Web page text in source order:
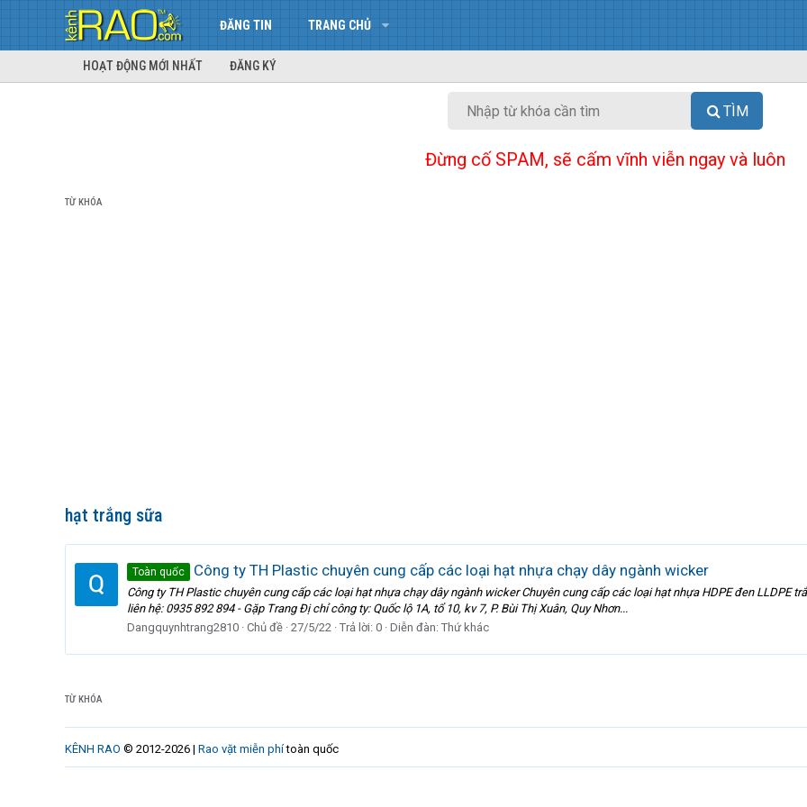
ĐĂNG TIN TRANG CHỦ
HOẠT ĐỘNG MỚI NHẤT ĐĂNG KÝ
TÌM
Đừng cố SPAM, sẽ cấm vĩnh viễn ngay và luôn
TỪ KHÓA
hạt trắng sữa
Toàn quốc Công ty TH Plastic chuyên cung cấp các loại hạt nhựa chạy dây ngành wicker
Công ty TH Plastic chuyên cung cấp các loại hạt nhựa chạy dây ngành wicker Chuyên cung cấp các loại hạt nhựa HDPE đen LLDPE
liên hệ: 0935 892 894 - Gặp Trang Đị chỉ công ty: Quốc lộ 1A, tổ 10, kv 7, P. Bùi Thị Xuân, Quy Nhơn...
Dangquynhtrang2810 Chủ đề 27/5/22 Trả lời: 0 Diễn đàn: Thứ khác
TỪ KHÓA
KÊNH RAO © 2012-2026 | Rao vặt miễn phítoàn quốc